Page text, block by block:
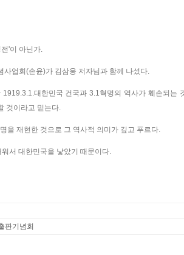
'이 아닌가.
업회(손윤)가 김삼웅 저자님과 함께 나섰다.
대한민국 건국과 3.1혁명의 역사가 훼손되는
것이라고 믿는다.
을 재현한 것으로 그 역사적 의미가 깊고 푸르다.
서 대한민국을 낳았기 때문이다.
판기념회